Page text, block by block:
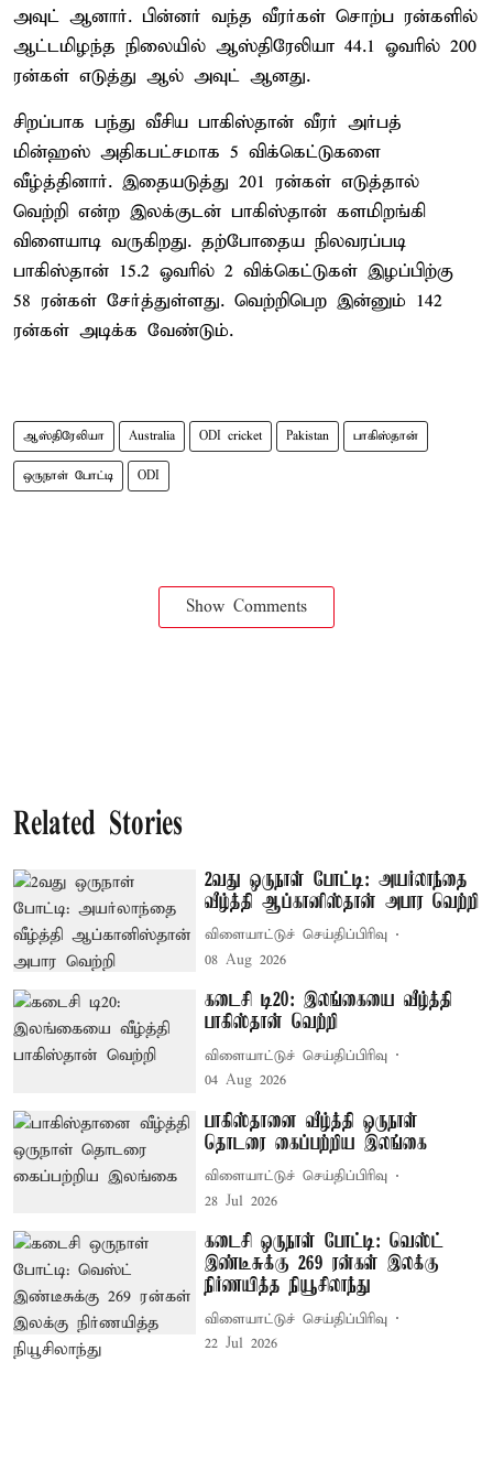
அவுட் ஆனார். பின்னர் வந்த வீரர்கள் சொற்ப ரன்களில்
ஆட்டமிழந்த நிலையில் ஆஸ்திரேலியா 44.1 ஓவரில் 200
ரன்கள் எடுத்து ஆல் அவுட் ஆனது.
சிறப்பாக பந்து வீசிய பாகிஸ்தான் வீரர் அர்பத்
மின்ஹஸ் அதிகபட்சமாக 5 விக்கெட்டுகளை
வீழ்த்தினார். இதையடுத்து 201 ரன்கள் எடுத்தால்
வெற்றி என்ற இலக்குடன் பாகிஸ்தான் களமிறங்கி
விளையாடி வருகிறது. தற்போதைய நிலவரப்படி
பாகிஸ்தான் 15.2 ஓவரில் 2 விக்கெட்டுகள் இழப்பிற்கு
58 ரன்கள் சேர்த்துள்ளது. வெற்றிபெற இன்னும் 142
ரன்கள் அடிக்க வேண்டும்.
ஆஸ்திரேலியா Australia ODI cricket Pakistan பாகிஸ்தான்
ஒருநாள் போட்டி ODI
Show Comments
Related Stories
2வது ஒருநாள் போட்டி: அயர்லாந்தை
வீழ்த்தி ஆப்கானிஸ்தான் அபார வெற்றி
விளையாட்டுச் செய்திப்பிரிவு
08 Aug 2026
கடைசி டி20: இலங்கையை வீழ்த்தி
பாகிஸ்தான் வெற்றி
விளையாட்டுச் செய்திப்பிரிவு
04 Aug 2026
பாகிஸ்தானை வீழ்த்தி ஒருநாள்
தொடரை கைப்பற்றிய இலங்கை
விளையாட்டுச் செய்திப்பிரிவு
28 Jul 2026
கடைசி ஒருநாள் போட்டி: வெஸ்ட்
இண்டீசுக்கு 269 ரன்கள் இலக்கு
நிர்ணயித்த நியூசிலாந்து
விளையாட்டுச் செய்திப்பிரிவு
22 Jul 2026